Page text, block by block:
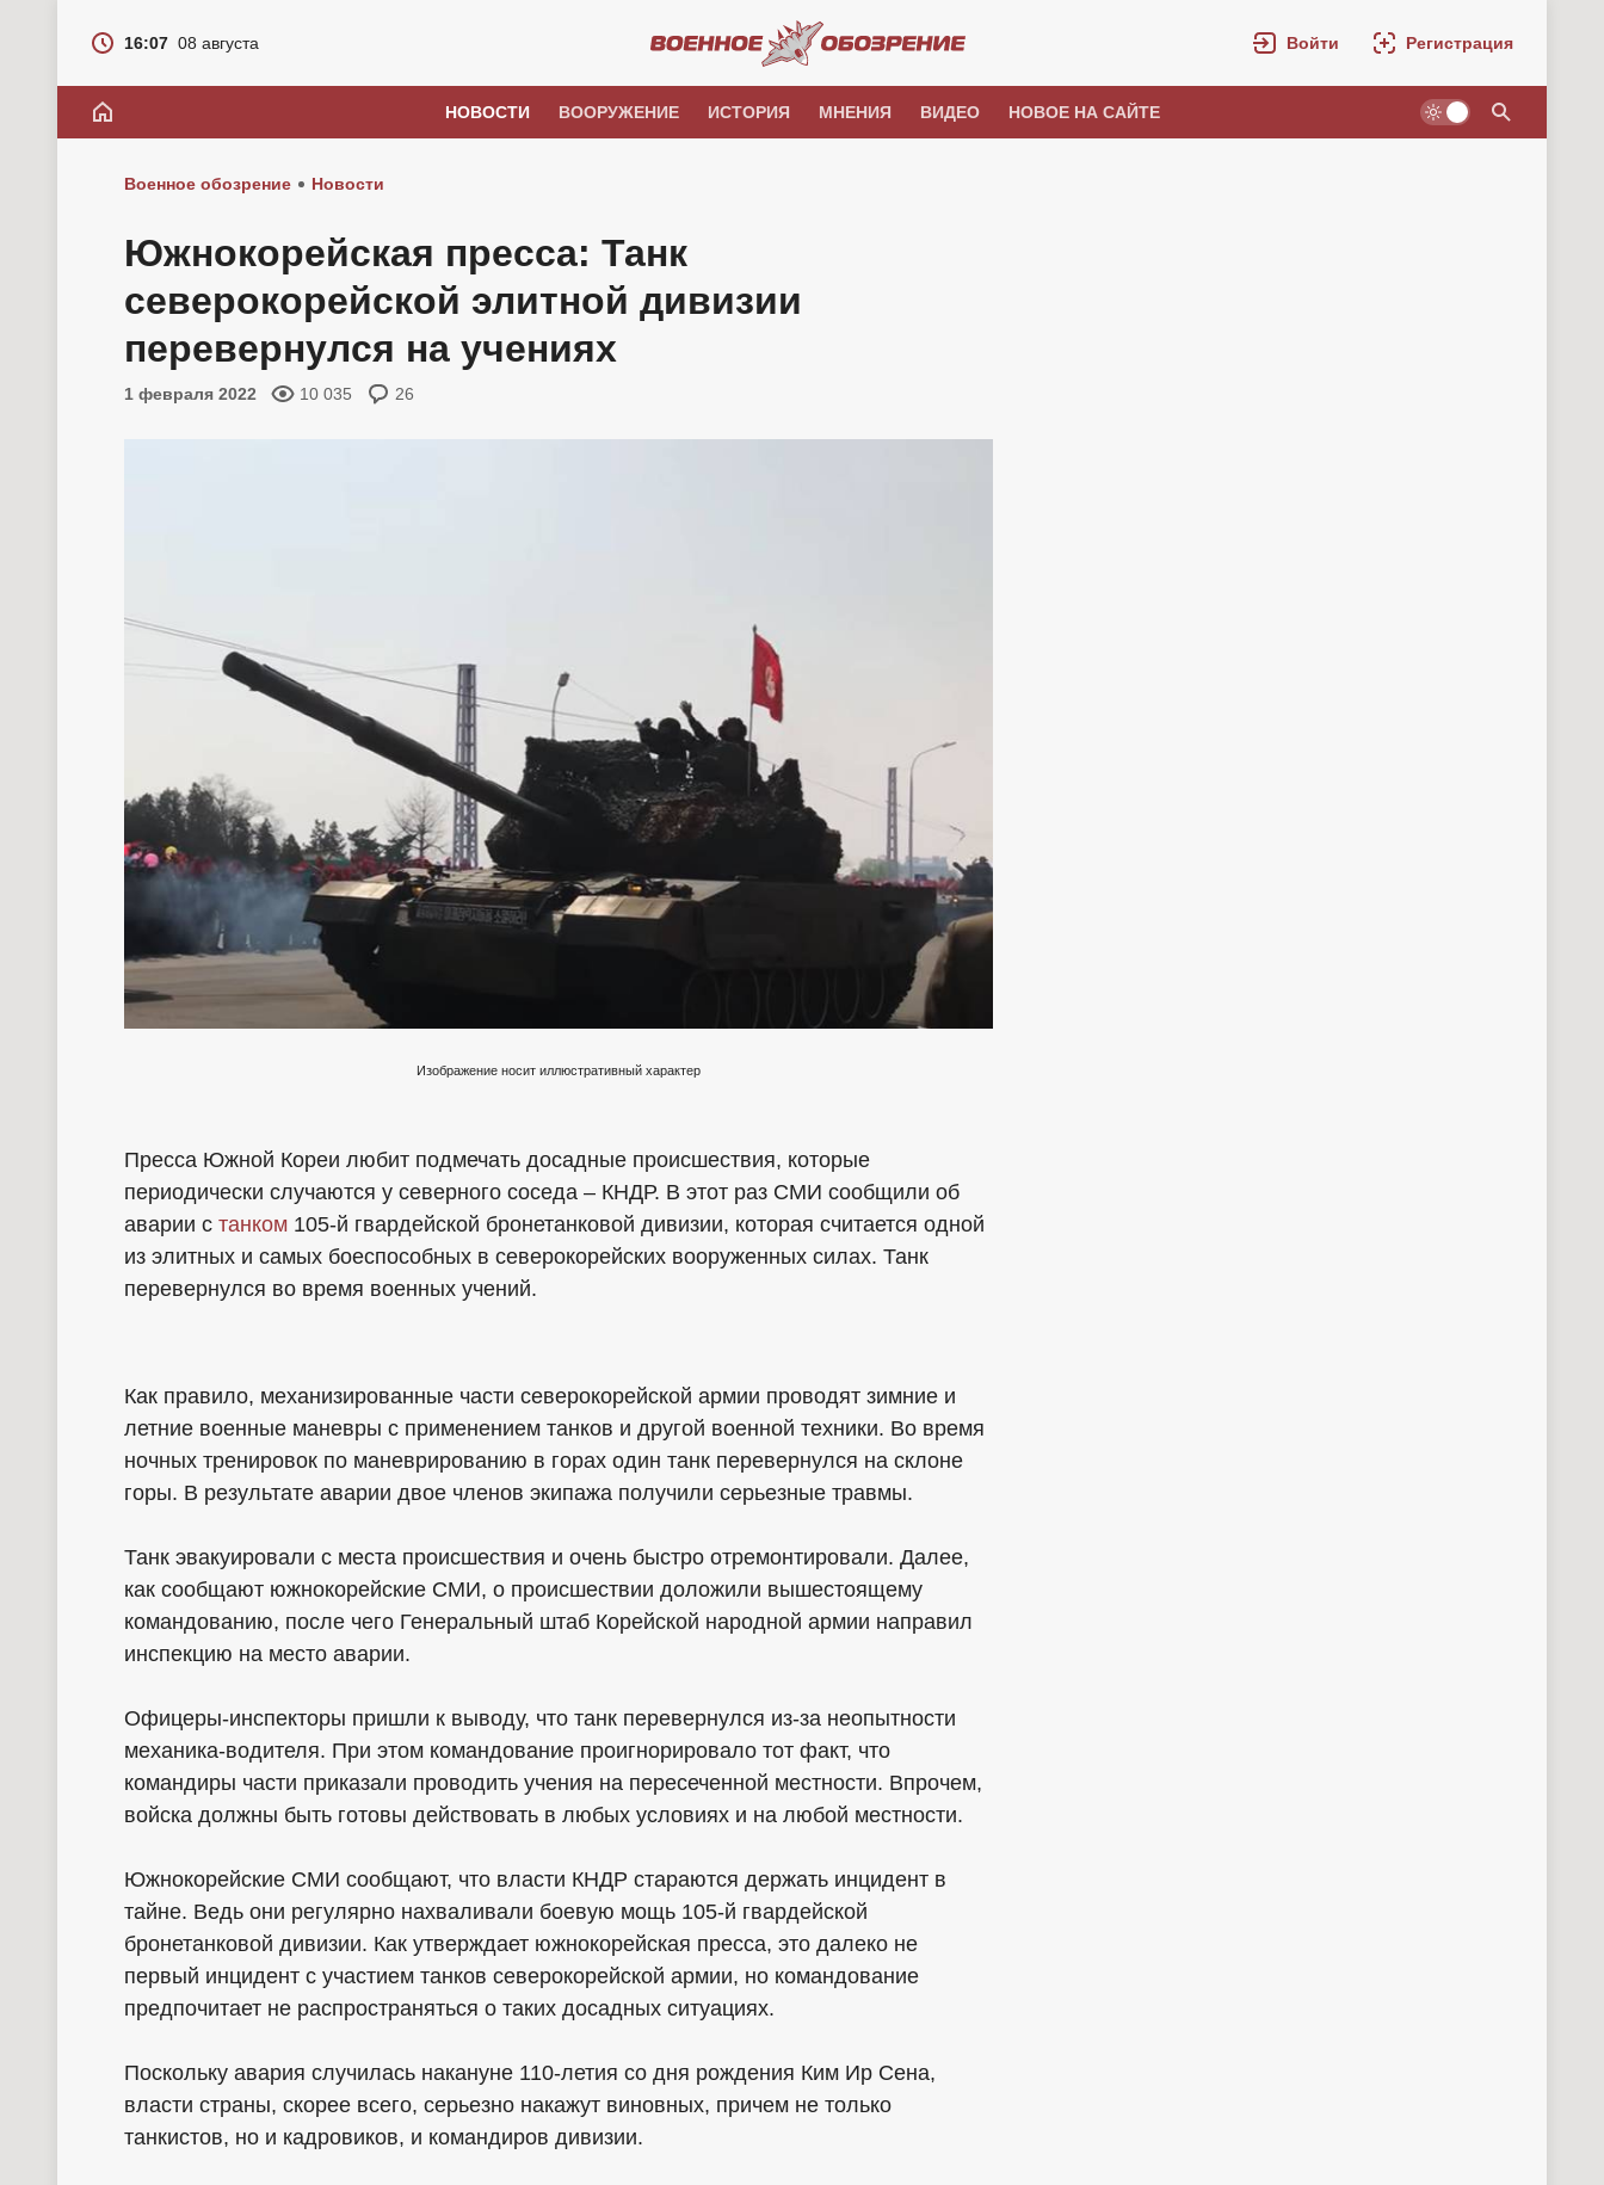
16:07 08 августа Войти Регистрация
НОВОСТИ ВООРУЖЕНИЕ ИСТОРИЯ МНЕНИЯ ВИДЕО НОВОЕ НА САЙТЕ
Военное обозрение Новости
Южнокорейская пресса: Танк
северокорейской элитной дивизии
перевернулся на учениях
1 февраля 2022 10 035 26
Изображение носит иллюстративный характер
Пресса Южной Кореи любит подмечать досадные происшествия, которые
периодически случаются у северного соседа – КНДР. В этот раз СМИ сообщили об
аварии с танком 105-й гвардейской бронетанковой дивизии, которая считается одной
из элитных и самых боеспособных в северокорейских вооруженных силах. Танк
перевернулся во время военных учений.
Как правило, механизированные части северокорейской армии проводят зимние и
летние военные маневры с применением танков и другой военной техники. Во время
ночных тренировок по маневрированию в горах один танк перевернулся на склоне
горы. В результате аварии двое членов экипажа получили серьезные травмы.
Танк эвакуировали с места происшествия и очень быстро отремонтировали. Далее,
как сообщают южнокорейские СМИ, о происшествии доложили вышестоящему
командованию, после чего Генеральный штаб Корейской народной армии направил
инспекцию на место аварии.
Офицеры-инспекторы пришли к выводу, что танк перевернулся из-за неопытности
механика-водителя. При этом командование проигнорировало тот факт, что
командиры части приказали проводить учения на пересеченной местности. Впрочем,
войска должны быть готовы действовать в любых условиях и на любой местности.
Южнокорейские СМИ сообщают, что власти КНДР стараются держать инцидент в
тайне. Ведь они регулярно нахваливали боевую мощь 105-й гвардейской
бронетанковой дивизии. Как утверждает южнокорейская пресса, это далеко не
первый инцидент с участием танков северокорейской армии, но командование
предпочитает не распространяться о таких досадных ситуациях.
Поскольку авария случилась накануне 110-летия со дня рождения Ким Ир Сена,
власти страны, скорее всего, серьезно накажут виновных, причем не только
танкистов, но и кадровиков, и командиров дивизии.